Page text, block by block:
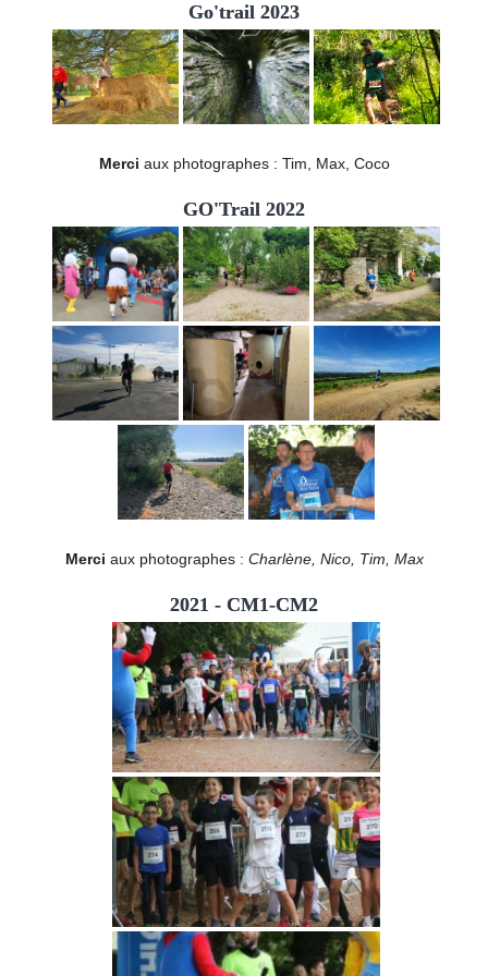
Go'trail 2023
Merci aux photographes : Tim, Max, Coco
GO'Trail 2022
Merci aux photographes : Charlène, Nico, Tim, Max
2021 - CM1-CM2